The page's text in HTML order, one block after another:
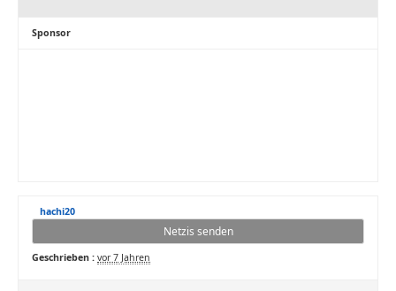
Sponsor
hachi20
Netzis senden
Geschrieben : vor 7 Jahren